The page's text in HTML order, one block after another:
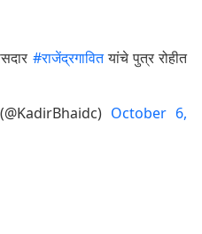
#राजेंद्रगावितयांचे पुत्र रोहीत
October 6,